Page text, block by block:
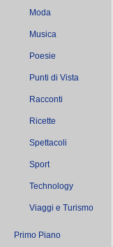
Moda
Musica
Poesie
Punti di Vista
Racconti
Ricette
Spettacoli
Sport
Technology
Viaggi e Turismo
Primo Piano